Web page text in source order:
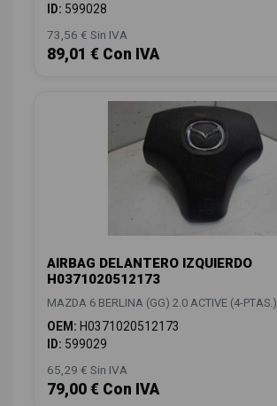
ID: 599028
73,56 € Sin IVA
89,01 € Con IVA
AIRBAG DELANTERO IZQUIERDO
H0371020512173
MAZDA 6 BERLINA (GG) 2.0 ACTIVE (4-PTAS.)
OEM: H0371020512173
ID: 599029
65,29 € Sin IVA
79,00 € Con IVA